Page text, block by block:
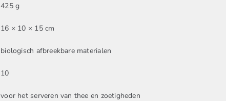
425 g
16 × 10 × 15 cm
biologisch afbreekbare materialen
10
voor het serveren van thee en zoetigheden